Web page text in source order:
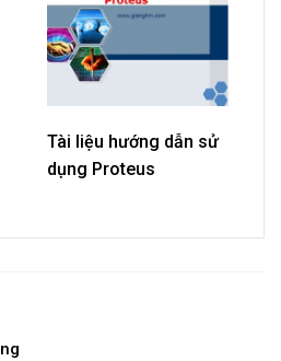
Tài liệu hướng dẫn sử
dụng Proteus